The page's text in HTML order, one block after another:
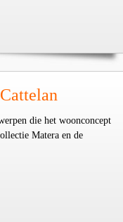
die het woonconcept
Matera en de